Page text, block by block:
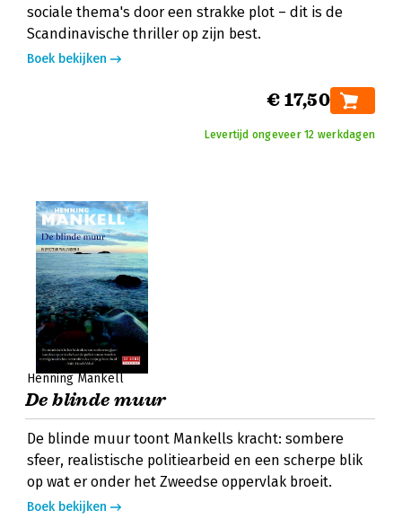
sociale thema's door een strakke plot – dit is de
Scandinavische thriller op zijn best.
Boek bekijken
€ 17,50
Levertijd ongeveer 12 werkdagen
Henning Mankell
De blinde muur
De blinde muur toont Mankells kracht: sombere
sfeer, realistische politiearbeid en een scherpe blik
op wat er onder het Zweedse oppervlak broeit.
Boek bekijken